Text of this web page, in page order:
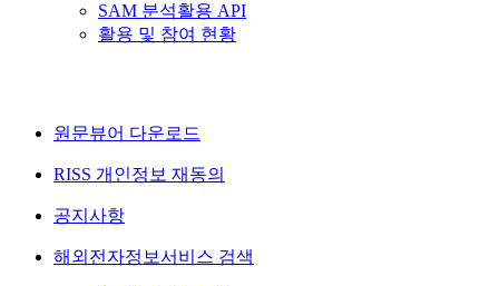
SAM 분석활용 API
활용 및 참여 현황
원문뷰어 다운로드
RISS 개인정보 재동의
공지사항
해외전자정보서비스 검색